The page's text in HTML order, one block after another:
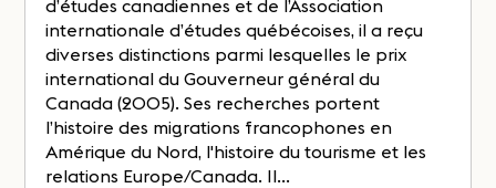
d’études canadiennes et de l’Association
internationale d’études québécoises, il a reçu
diverses distinctions parmi lesquelles le prix
international du Gouverneur général du
Canada (2005). Ses recherches portent
l’histoire des migrations francophones en
Amérique du Nord, l'histoire du tourisme et les
relations Europe/Canada. Il...